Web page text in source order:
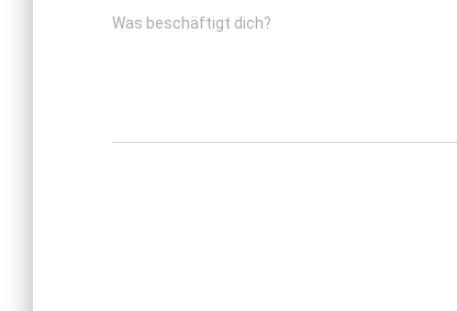
Was beschäftigt dich?